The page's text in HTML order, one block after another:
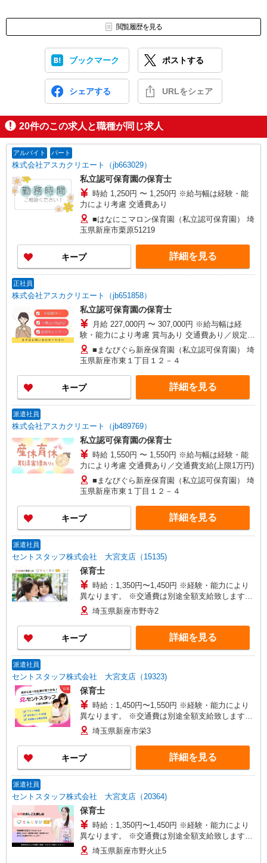
閲覧履歴を見る
ブックマーク ポストする
シェアする URLをシェア
20件のこの求人と職種が同じ求人
アルバイト パート
株式会社アスカクリエート（jb663029）
私立認可保育園の保育士
時給 1,250円 〜 1,250円 ※給与幅は経験・能
力により考慮 交通費あり
■はなにこマロン保育園（私立認可保育園） 埼
玉県新座市栗原51219
キープ 詳細を見る
正社員
株式会社アスカクリエート（jb651858）
私立認可保育園の保育士
月給 227,000円 〜 307,000円 ※給与幅は経
験・能力により考慮 賞与あり 交通費あり／規定内
支給 ・基本給 173,000円〜253,000円 ・地域手
当 10,000円 ・フルシフト手当 10,000円 ・処遇
改善手当 25,000円 ・特例処遇改善手当 9,000
円〜 職務手当 9,000円〜40,000円 扶養手当
3,000円〜18,000円
■まなびぐら新座保育園（私立認可保育園） 埼
玉県新座市東１丁目１２－４
キープ 詳細を見る
派遣社員
株式会社アスカクリエート（jb489769）
私立認可保育園の保育士
時給 1,550円 〜 1,550円 ※給与幅は経験・能
力により考慮 交通費あり／交通費支給(上限1万円)
■まなびぐら新座保育園（私立認可保育園） 埼
玉県新座市東１丁目１２－４
キープ 詳細を見る
派遣社員
セントスタッフ株式会社 大宮支店（15135)
保育士
時給：1,350円〜1,450円 ※経験・能力により
異なります。 ※交通費は別途全額支給致します。
(規定あり) ※交通費全額支給 ※年次有給休暇あり
※産休育休あり ※退職金支給制度あり ※その他、
希望休の調整や曜日固定の勤務も相談可。 ※給与
幅は経験・能力による
埼玉県新座市野寺2
キープ 詳細を見る
派遣社員
セントスタッフ株式会社 大宮支店（19323)
保育士
時給：1,450円〜1,550円 ※経験・能力により
異なります。 ※交通費は別途全額支給致します。
(規定あり) ※交通費全額支給 ※年次有給休暇あり
※産休育休あり ※退職金支給制度あり ※その他、
希望休の調整や曜日固定の勤務も相談可。 ※給与
幅は経験・能力による
埼玉県新座市栄3
キープ 詳細を見る
派遣社員
セントスタッフ株式会社 大宮支店（20364)
保育士
時給：1,350円〜1,450円 ※経験・能力により
異なります。 ※交通費は別途全額支給致します。
(規定あり) ※交通費全額支給 ※年次有給休暇あり
※産休育休あり ※退職金支給制度あり ※その他、
埼玉県新座市野火止5